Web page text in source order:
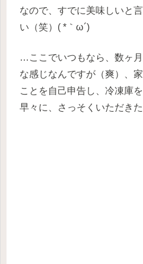
なので、すでに美味しいと
い（笑）( *｀ω´)
…ここでいつもなら、数ヶ
な感じなんですが（爽）、
ことを自己申告し、冷凍庫
早々に、さっそくいただきた